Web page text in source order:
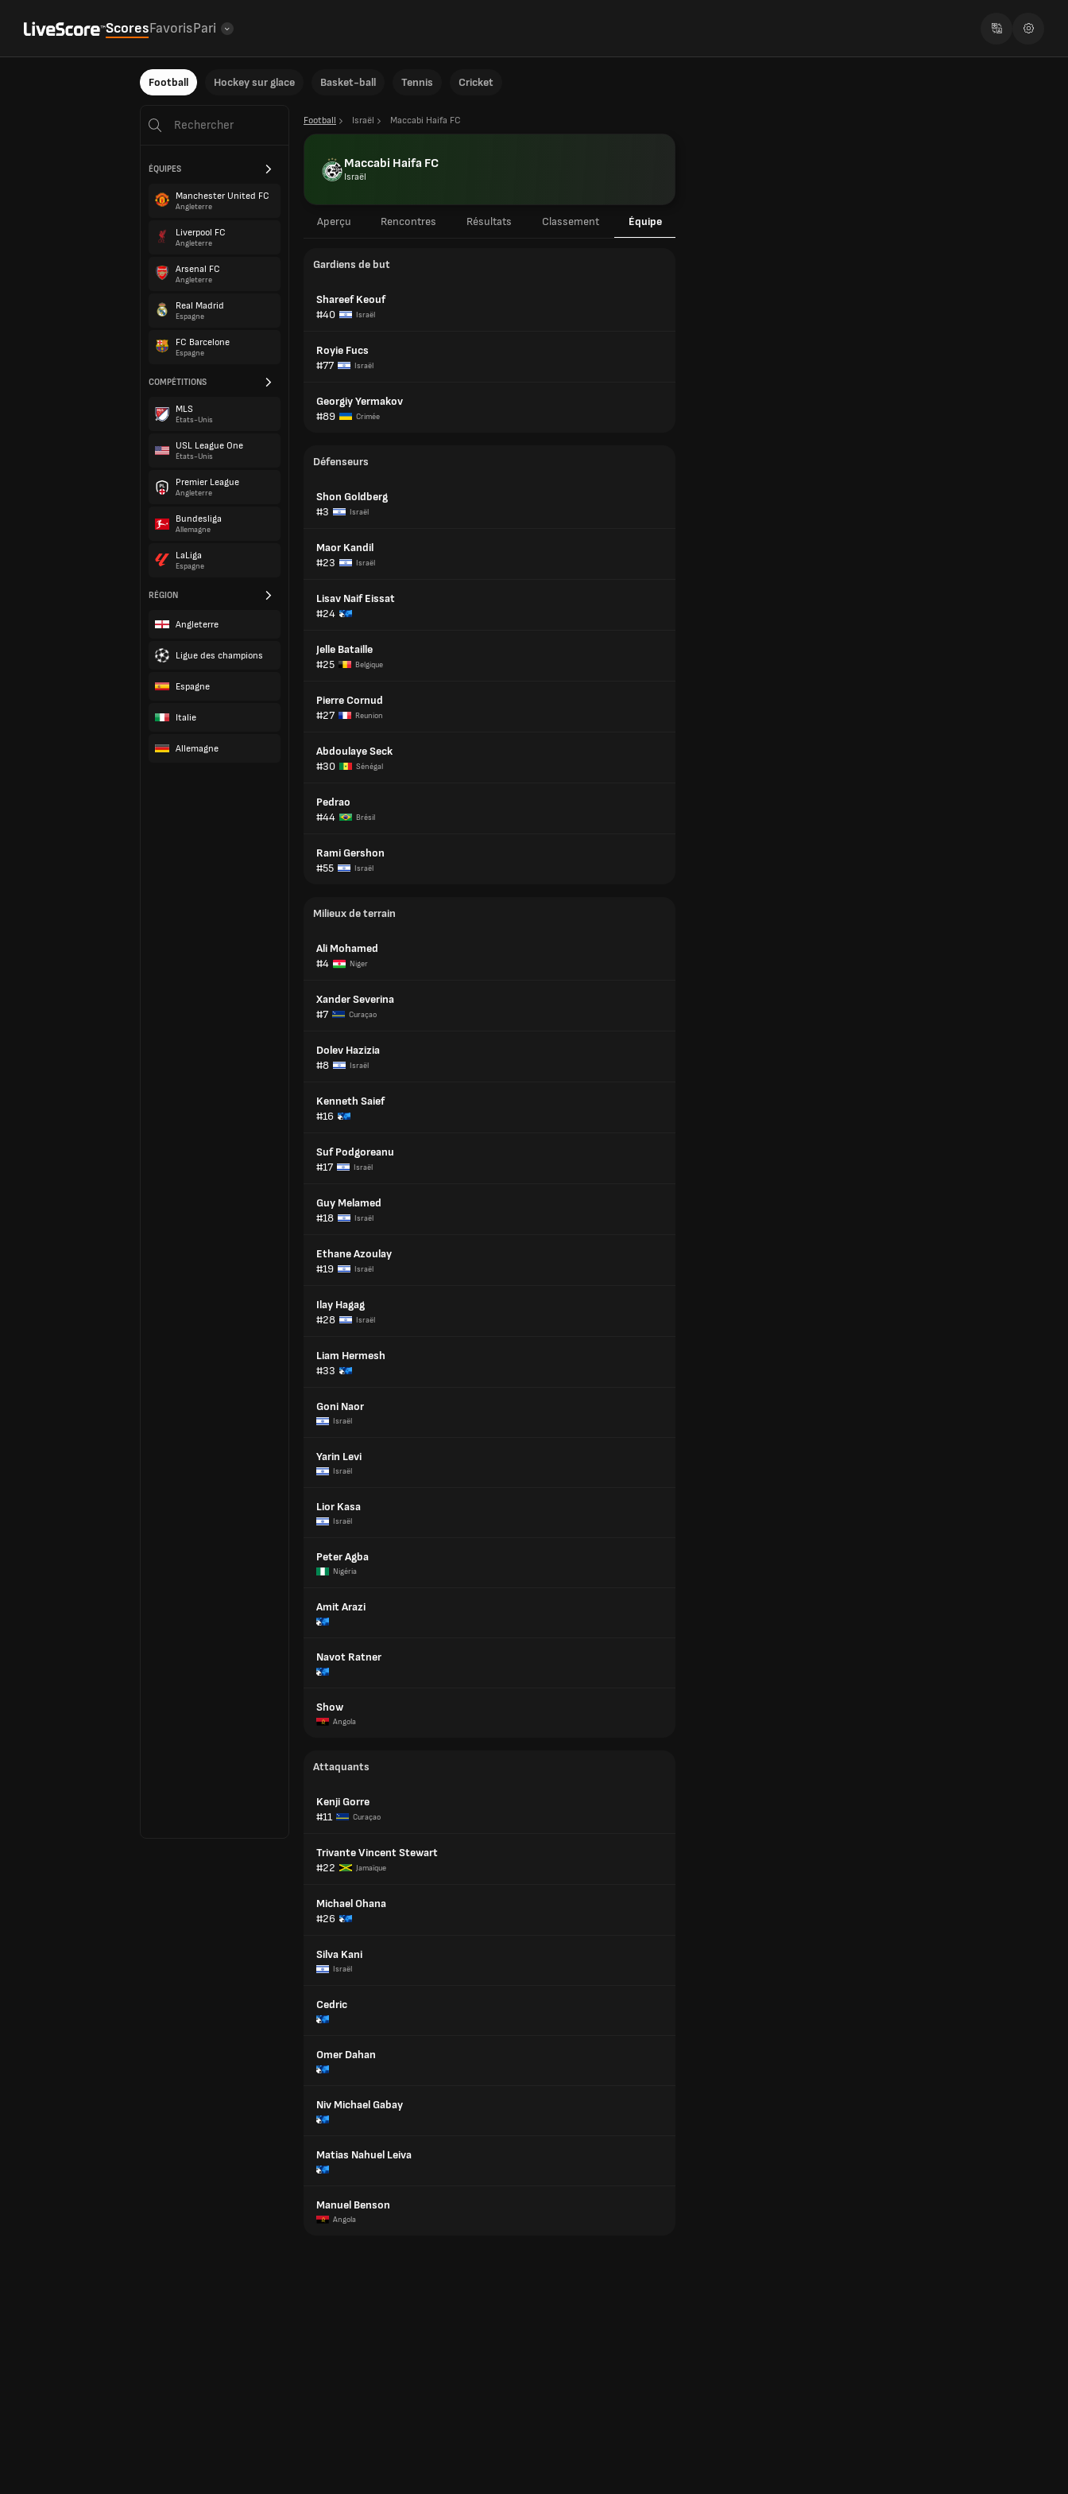
ScoresFavorisPari
Football Hockey sur glace Basket-ball Tennis Cricket
ÉQUIPES
Manchester United FC
Angleterre
Liverpool FC
Angleterre
Arsenal FC
Angleterre
Real Madrid
Espagne
FC Barcelone
Espagne
COMPÉTITIONS
MLS
États-Unis
USL League One
États-Unis
Premier League
Angleterre
Bundesliga
Allemagne
LaLiga
Espagne
RÉGION
Angleterre
Ligue des champions
Espagne
Italie
Allemagne
Football Israël Maccabi Haifa FC
Maccabi Haifa FC
Israël
Aperçu Rencontres Résultats Classement Équipe
Gardiens de but
Shareef Keouf
#40
Israël
Royie Fucs
#77
Israël
Georgiy Yermakov
#89
Crimée
Défenseurs
Shon Goldberg
#3
Israël
Maor Kandil
#23
Israël
Lisav Naif Eissat
#24
Jelle Bataille
#25
Belgique
Pierre Cornud
#27
Reunion
Abdoulaye Seck
#30
Sénégal
Pedrao
#44
Brésil
Rami Gershon
#55
Israël
Milieux de terrain
Ali Mohamed
#4
Niger
Xander Severina
#7
Curaçao
Dolev Hazizia
#8
Israël
Kenneth Saief
#16
Suf Podgoreanu
#17
Israël
Guy Melamed
#18
Israël
Ethane Azoulay
#19
Israël
Ilay Hagag
#28
Israël
Liam Hermesh
#33
Goni Naor
Israël
Yarin Levi
Israël
Lior Kasa
Israël
Peter Agba
Nigéria
Amit Arazi
Navot Ratner
Show
Angola
Attaquants
Kenji Gorre
#11
Curaçao
Trivante Vincent Stewart
#22
Jamaïque
Michael Ohana
#26
Silva Kani
Israël
Cedric
Omer Dahan
Niv Michael Gabay
Matias Nahuel Leiva
Manuel Benson
Angola